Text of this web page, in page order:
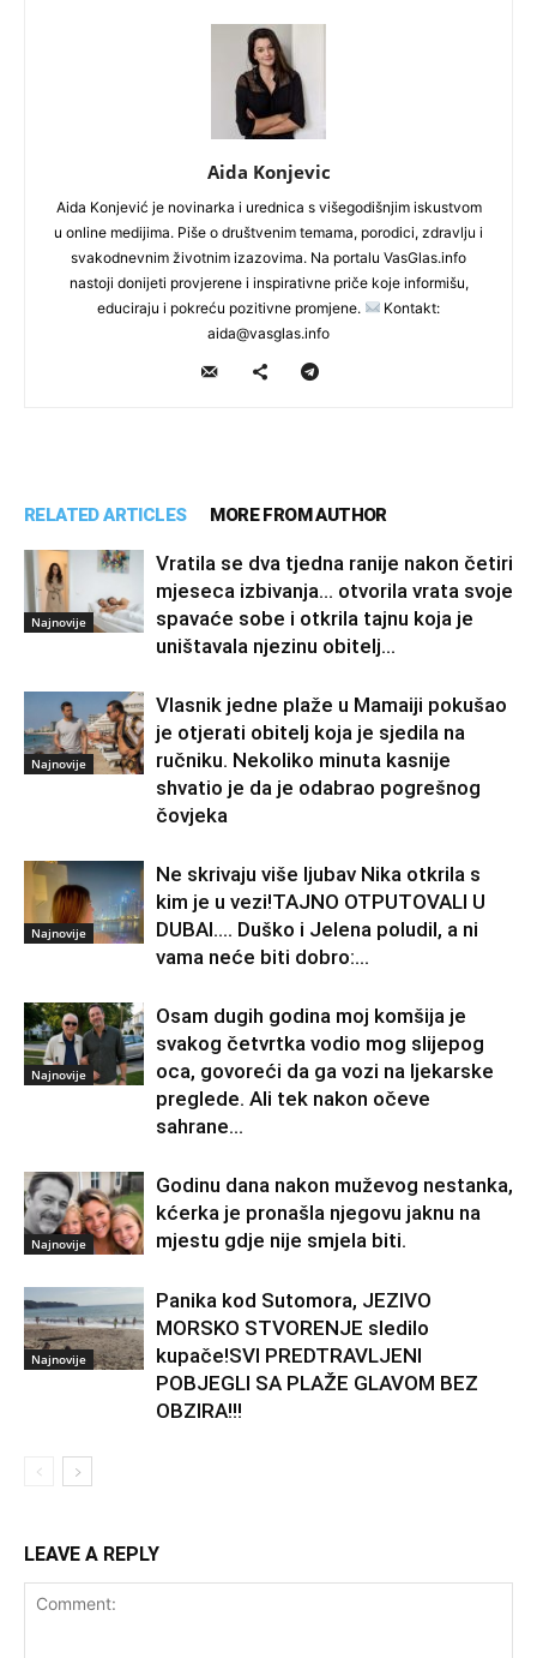
Aida Konjevic
Aida Konjević je novinarka i urednica s višegodišnjim iskustvom
u online medijima. Piše o društvenim temama, porodici, zdravlju i
svakodnevnim životnim izazovima. Na portalu VasGlas.info
nastoji donijeti provjerene i inspirativne priče koje informišu,
educiraju i pokreću pozitivne promjene.
Kontakt:
aida@vasglas.info
RELATED ARTICLES MORE FROM AUTHOR
Najnovije
Vratila se dva tjedna ranije nakon četiri
mjeseca izbivanja… otvorila vrata svoje
spavaće sobe i otkrila tajnu koja je
uništavala njezinu obitelj…
Najnovije
Vlasnik jedne plaže u Mamaiji pokušao
je otjerati obitelj koja je sjedila na
ručniku. Nekoliko minuta kasnije
shvatio je da je odabrao pogrešnog
čovjeka
Najnovije
Ne skrivaju više ljubav Nika otkrila s
kim je u vezi!TAJNO OTPUTOVALI U
DUBAI…. Duško i Jelena poludil, a ni
vama neće biti dobro:...
Najnovije
Osam dugih godina moj komšija je
svakog četvrtka vodio mog slijepog
oca, govoreći da ga vozi na ljekarske
preglede. Ali tek nakon očeve
sahrane...
Najnovije
Godinu dana nakon muževog nestanka,
kćerka je pronašla njegovu jaknu na
mjestu gdje nije smjela biti.
Najnovije
Panika kod Sutomora, JEZIVO
MORSKO STVORENJE sledilo
kupače!SVI PREDTRAVLJENI
POBJEGLI SA PLAŽE GLAVOM BEZ
OBZIRA!!!
LEAVE A REPLY